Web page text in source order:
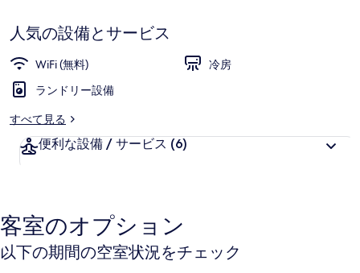
で
す
人気の設備とサービス
WiFi (無料)
冷房
ランドリー設備
すべて見る
便利な設備 / サービス (6)
客室のオプション
以下の期間の空室状況をチェック